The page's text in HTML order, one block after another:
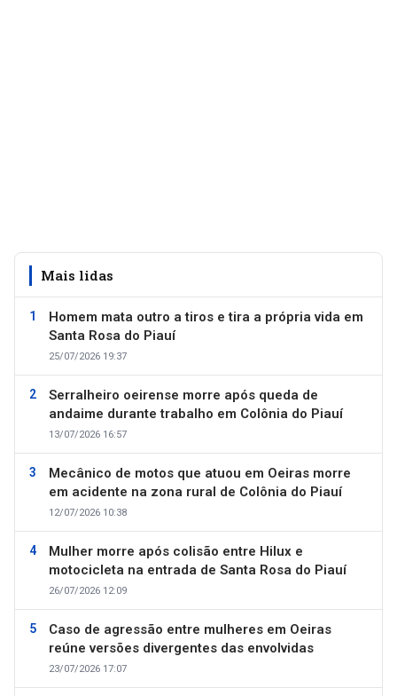
Mais lidas
Homem mata outro a tiros e tira a própria vida em
Santa Rosa do Piauí
25/07/2026 19:37
Serralheiro oeirense morre após queda de
andaime durante trabalho em Colônia do Piauí
13/07/2026 16:57
Mecânico de motos que atuou em Oeiras morre
em acidente na zona rural de Colônia do Piauí
12/07/2026 10:38
Mulher morre após colisão entre Hilux e
motocicleta na entrada de Santa Rosa do Piauí
26/07/2026 12:09
Caso de agressão entre mulheres em Oeiras
reúne versões divergentes das envolvidas
23/07/2026 17:07